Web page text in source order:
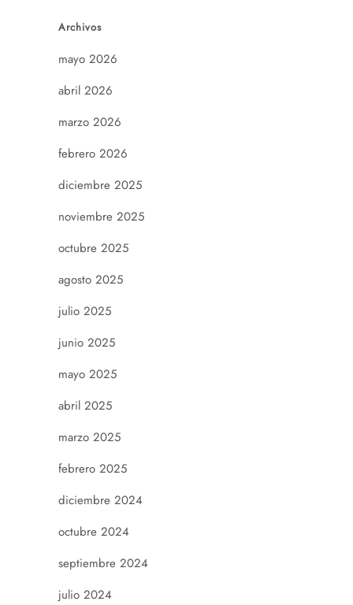
Archivos
mayo 2026
abril 2026
marzo 2026
febrero 2026
diciembre 2025
noviembre 2025
octubre 2025
agosto 2025
julio 2025
junio 2025
mayo 2025
abril 2025
marzo 2025
febrero 2025
diciembre 2024
octubre 2024
septiembre 2024
julio 2024